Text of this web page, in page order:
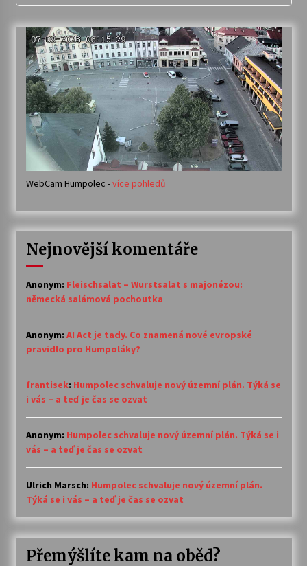
WebCam Humpolec -více pohledů
Nejnovější komentáře
Anonym: Fleischsalat – Wurstsalat s majonézou:
německá salámová pochoutka
Anonym: AI Act je tady. Co znamená nové evropské
pravidlo pro Humpoláky?
frantisek: Humpolec schvaluje nový územní plán. Týká se
i vás – a teď je čas se ozvat
Anonym: Humpolec schvaluje nový územní plán. Týká se i
vás – a teď je čas se ozvat
Ulrich Marsch: Humpolec schvaluje nový územní plán.
Týká se i vás – a teď je čas se ozvat
Přemýšlíte kam na oběd?